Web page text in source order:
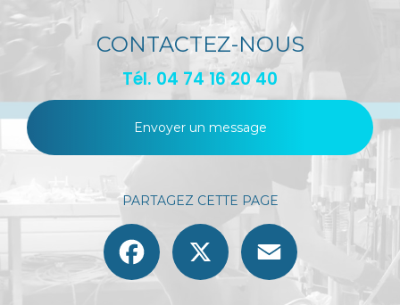
CONTACTEZ-NOUS
Tél. 04 74 16 20 40
Envoyer un message
PARTAGEZ CETTE PAGE
Facebook